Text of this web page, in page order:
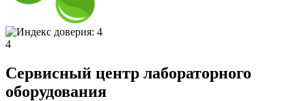
4
Сервисный центр лабораторного
оборудования